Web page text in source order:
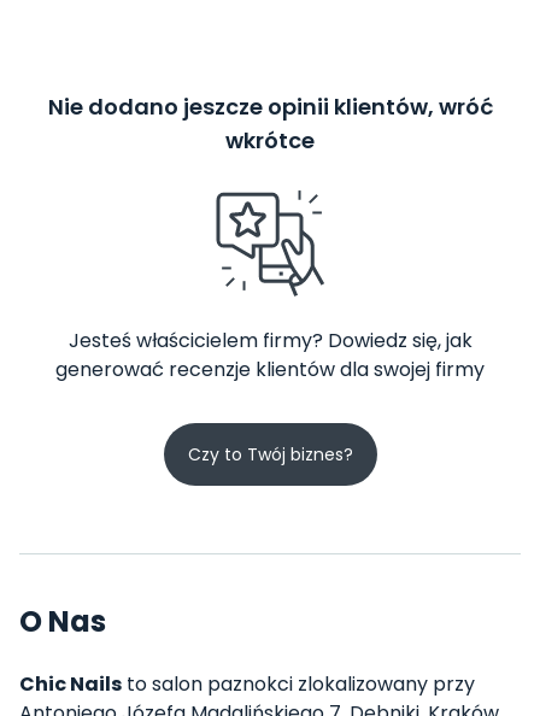
Nie dodano jeszcze opinii klientów, wróć
wkrótce
Jesteś właścicielem firmy? Dowiedz się, jak
generować recenzje klientów dla swojej firmy
Czy to Twój biznes?
O Nas
Chic Nails to salon paznokci zlokalizowany przy